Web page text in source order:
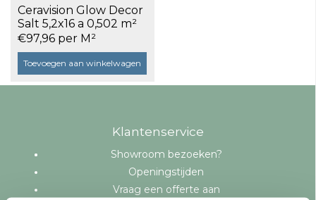
Ceravision Glow Decor
Salt 5,2x16 a 0,502 m²
€97,96 per M²
Toevoegen aan winkelwagen
Klantenservice
Showroom bezoeken?
Openingstijden
Vraag een offerte aan